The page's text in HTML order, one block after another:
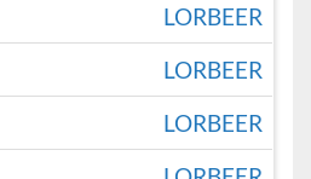
LORBEER
LORBEER
LORBEER